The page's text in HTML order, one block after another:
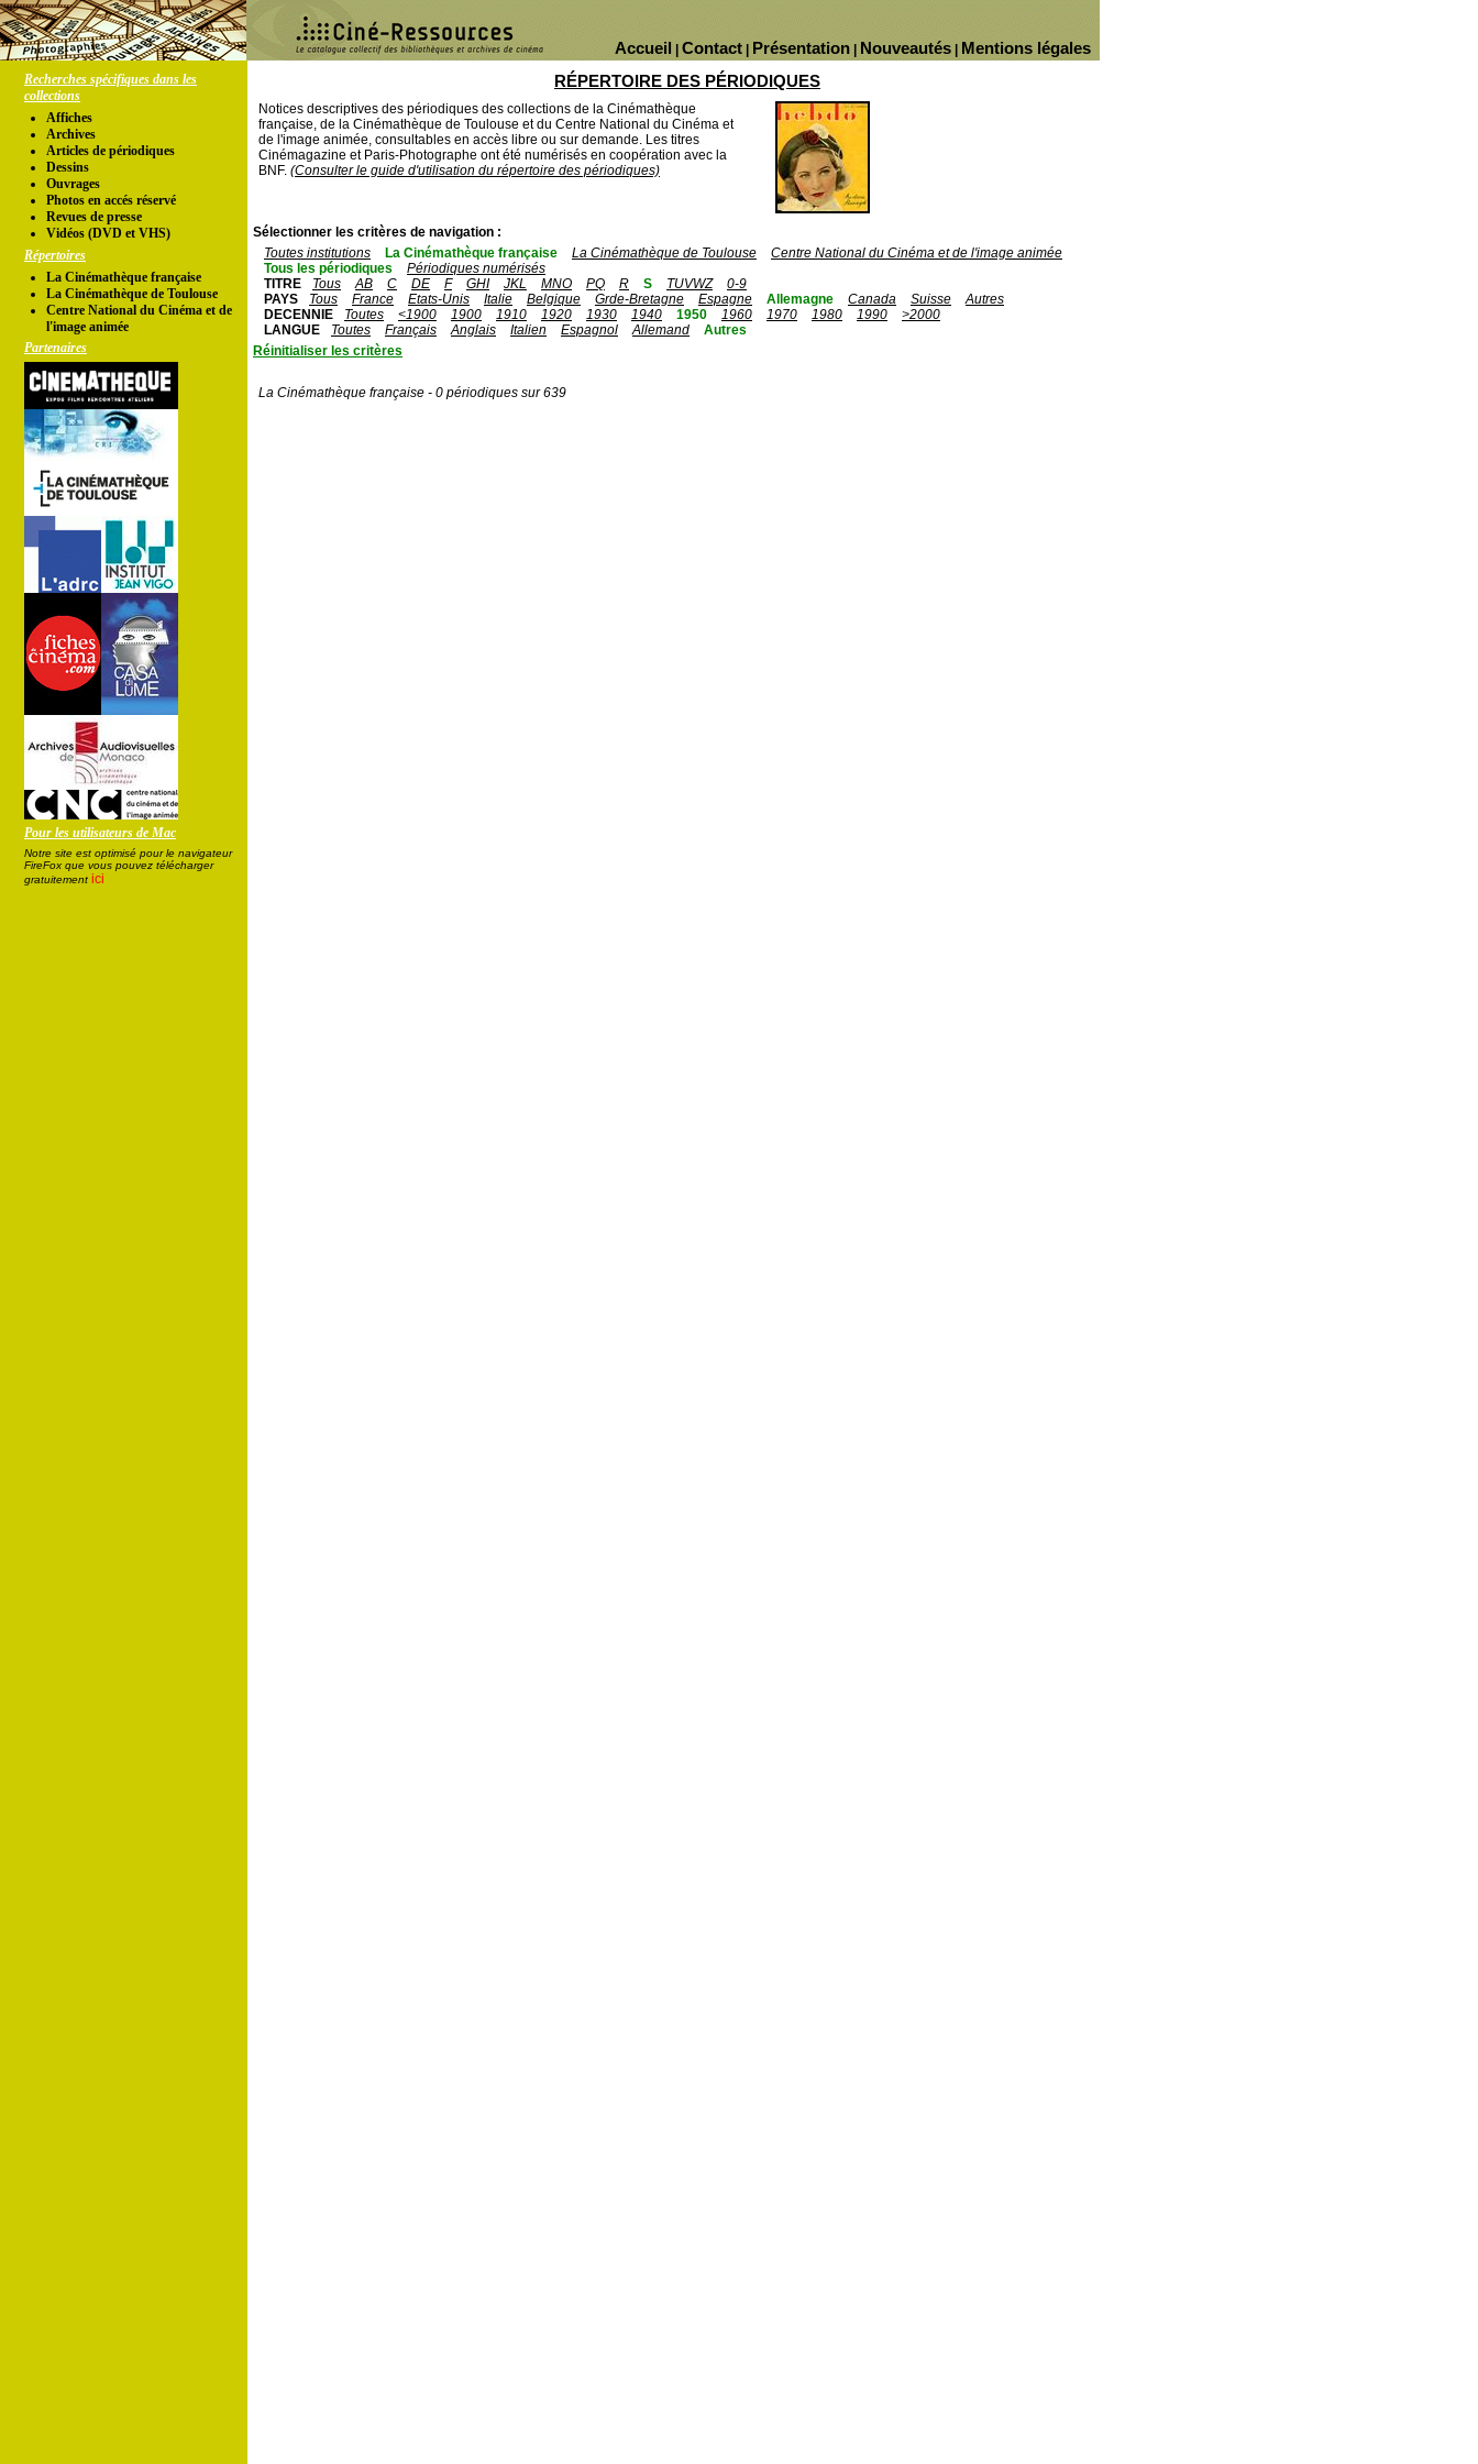
Mentions légales
Nouveautés
Présentation
Contact
Accueil
Recherches spécifiques dans les
collections
Affiches
Archives
Articles de périodiques
Dessins
Ouvrages
Photos en accés réservé
Revues de presse
Vidéos (DVD et VHS)
Répertoires
La Cinémathèque française
La Cinémathèque de Toulouse
Centre National du Cinéma et de
l'image animée
Partenaires
Pour les utilisateurs de Mac
Notre site est optimisé pour le navigateur
FireFox que vous pouvez télécharger
gratuitement ici
RÉPERTOIRE DES PÉRIODIQUES
Notices descriptives des périodiques des collections de la Cinémathèque
française, de la Cinémathèque de Toulouse et du Centre National du Cinéma et
de l'image animée, consultables en accès libre ou sur demande. Les titres
Cinémagazine et Paris-Photographe ont été numérisés en coopération avec la
BNF. (Consulter le guide d'utilisation du répertoire des périodiques)
Sélectionner les critères de navigation :
Toutes institutions
La Cinémathèque française La Cinémathèque de Toulouse
Centre National du Cinéma et de l'image animée
Tous les périodiques
Périodiques numérisés
TITRE
Tous AB C DE F GHI JKL MNO PQ R S TUVWZ
0-9
PAYS
Tous France Etats-Unis Italie Belgique Grde-Bretagne Espagne Allemagne Canada Suisse
Autres
DECENNIE
Toutes <1900 1900 1910 1920 1930 1940 1950 1960 1970 1980 1990
>2000
LANGUE
Toutes Français Anglais Italien Espagnol Allemand
Autres
Réinitialiser les critères
La Cinémathèque française - 0 périodiques sur 639